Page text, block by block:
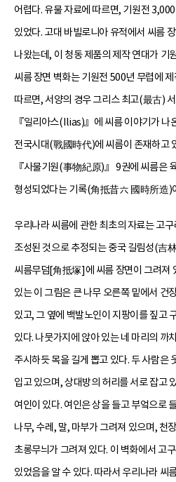
어렵다. 유물 자료에 따르면, 기원전
있었다. 고대 바빌로니아 유적에서 씨름
나왔는데, 이 청동 제품의 제작 연대가 기
씨름 장면 벽화는 기원전 500년 무렵에
따르면, 서양의 경우 그리스 최고(最古)
『일리아스(Ilias)』에 씨름 이야기가 나
전국시대(戰國時代)에 씨름이 존재하고
『사물기원(事物紀原)』 9권에 씨름은
형성되었다는 기록(角抵昔六 國時所造)
우리나라 씨름에 관한 최초의 자료는 고
조성된 것으로 추정되는 중국 길림성(吉
씨름무덤[角抵塚]에 씨름 장면이 그려져
있는 이 그림은 큰 나무 오른쪽 밑에서 건
있고, 그 옆에 백발노인이 지팡이를 짚고
있다. 나뭇가지에 앉아 있는 네 마리의 까
주시하듯 목을 길게 뽑고 있다. 두 사람은
입고 있으며, 상대방의 허리를 서로 잡고
여인이 있다. 여인은 상을 들고 부엌으로
나무, 수레, 말, 마부가 그려져 있으며, 천
초롱무늬가 그려져 있다. 이 벽화에서 고
있었음을 알 수 있다. 따라서 우리나라 씨